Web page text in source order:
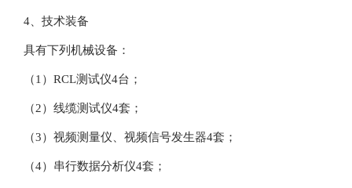
4、技术装备
具有下列机械设备：
（1）RCL测试仪4台；
（2）线缆测试仪4套；
（3）视频测量仪、视频信号发生器4套；
（4）串行数据分析仪4套；